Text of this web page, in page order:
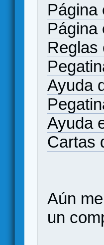
Página
Página
Reglas
Ayuda
Ayuda
Cartas
Aún
un